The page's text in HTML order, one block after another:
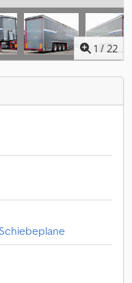
1 / 22